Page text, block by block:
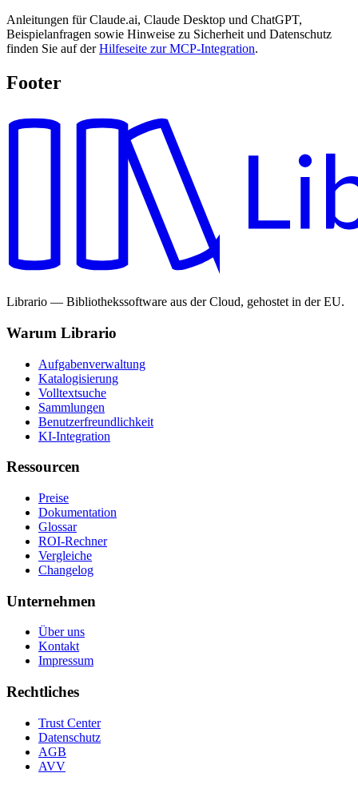
Anleitungen für Claude.ai, Claude Desktop und ChatGPT,
Beispielanfragen sowie Hinweise zu Sicherheit und Datenschutz
finden Sie auf derHilfeseite zur MCP-Integration.
Footer
Librario — Bibliothekssoftware aus der Cloud, gehostet in der EU.
Warum Librario
Aufgabenverwaltung
Katalogisierung
Volltextsuche
Sammlungen
Benutzerfreundlichkeit
KI-Integration
Ressourcen
Preise
Dokumentation
Glossar
ROI-Rechner
Vergleiche
Changelog
Unternehmen
Über uns
Kontakt
Impressum
Rechtliches
Trust Center
Datenschutz
AGB
AVV